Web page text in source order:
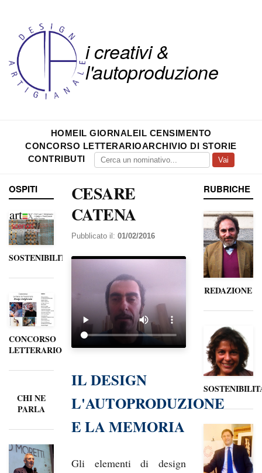
i creativi &
l'autoproduzione
HOMEIL GIORNALEIL CENSIMENTO
CONCORSO LETTERARIOARCHIVIO DI STORIE
CONTRIBUTI
Vai
OSPITI
SOSTENIBILITÀ
CONCORSO
LETTERARIO
CHI NE
PARLA
CESARE
CATENA
Pubblicato il: 01/02/2016
IL DESIGN
L'AUTOPRODUZIONE
E LA MEMORIA
Gli elementi di design
RUBRICHE
REDAZIONE